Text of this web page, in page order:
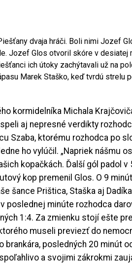
dvaja hráči. Boli nimi Jozef
Jozef Glos otvoril skóre v desiatej
ich útoky zachýtavali už na
Marek Staško, keď tvrdú strelu
kormidelníka Michala
aj nepresné verdikty
Szaba, ktorému rozhodca po
ho vylúčil. „Napriek nášmu
kopačkách. Ďalší gól padol
kop premenil Glos. O 9
šance Prištica, Staška aj
poslednej minúte rozhodca
1:4. Za zmienku stojí ešte
museli previezť do
brankára, posledných 20 minút
a svojimi zákrokmi